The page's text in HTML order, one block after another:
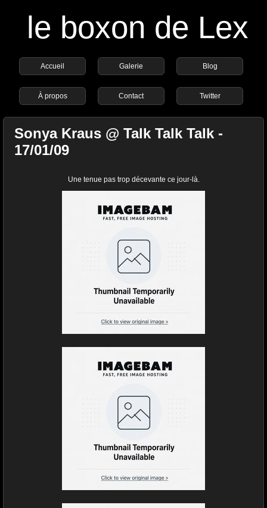
le boxon de Lex
Accueil Galerie Blog
À propos Contact Twitter
Sonya Kraus @ Talk Talk Talk -
17/01/09
Une tenue pas trop décevante ce jour-là.